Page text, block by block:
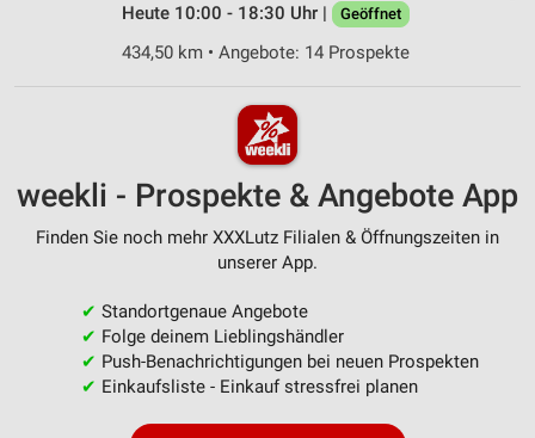
Heute 10:00 - 18:30 Uhr |
Geöffnet
434,50 km • Angebote: 14 Prospekte
weekli - Prospekte & Angebote App
Finden Sie noch mehr XXXLutz Filialen & Öffnungszeiten in
unserer App.
✔ Standortgenaue Angebote
✔ Folge deinem Lieblingshändler
✔ Push-Benachrichtigungen bei neuen Prospekten
✔ Einkaufsliste - Einkauf stressfrei planen